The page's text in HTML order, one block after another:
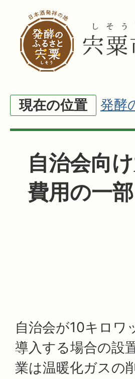
現在の位置 発酵
自治会向
費用の一
自治会が10キロワ
導入する場合の設
業は温暖化ガスの